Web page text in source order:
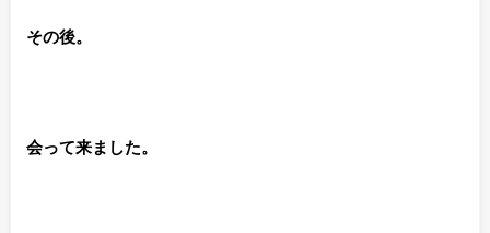
その後。
会って来ました。